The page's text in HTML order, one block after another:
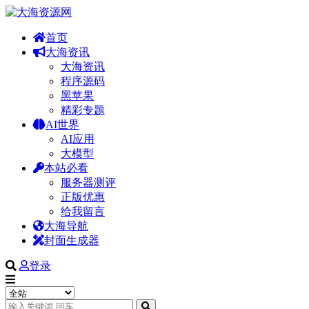
首页
大海资讯
大海资讯
程序源码
黑苹果
精彩专题
AI世界
AI应用
大模型
本站必看
服务器测评
正版优惠
给我留言
大海导航
封面生成器
登录